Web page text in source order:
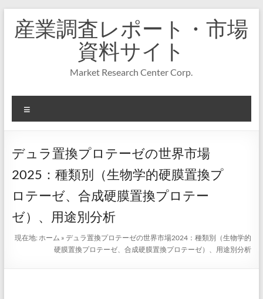
キ
プ
産業調査レポート・市場
資料サイト
Market Research Center Corp.
ニ
ー
デュラ置換プロテーゼの世界市場
2025：種類別（生物学的硬膜置換プ
ロテーゼ、合成硬膜置換プロテー
ゼ）、用途別分析
現在地:ホーム »デュラ置換プロテーゼの世界市場2024：種類別（生物学的
硬膜置換プロテーゼ、合成硬膜置換プロテーゼ）、用途別分析